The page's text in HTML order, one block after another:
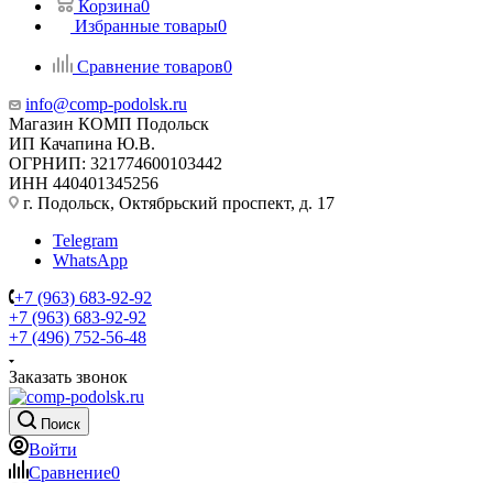
Корзина0
Избранные товары0
Сравнение товаров0
info@comp-podolsk.ru
Магазин КОМП Подольск
ИП Качапина Ю.В.
ОГРНИП: 321774600103442
ИНН 440401345256
г. Подольск, Октябрьский проспект, д. 17
Telegram
WhatsApp
+7 (963) 683-92-92
+7 (963) 683-92-92
+7 (496) 752-56-48
Заказать звонок
Поиск
Войти
Сравнение0